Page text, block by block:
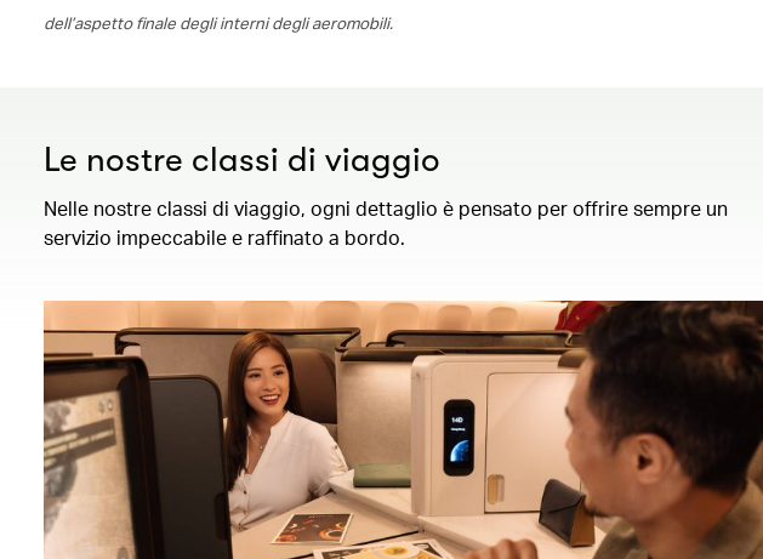
dell’aspetto finale degli interni degli aeromobili.
Le nostre classi di viaggio
Nelle nostre classi di viaggio, ogni dettaglio è pensato per offrire sempre un
servizio impeccabile e raffinato a bordo.